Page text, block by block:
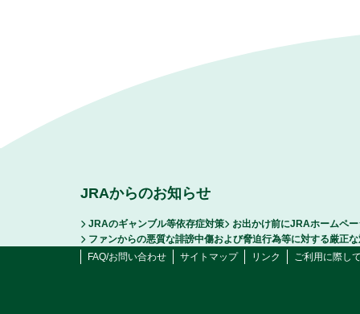
JRAからのお知らせ
JRAのギャンブル等依存症対策
お出かけ前にJRAホームペ
ファンからの悪質な誹謗中傷および脅迫行為等に対する厳正
FAQ/お問い合わせ
サイトマップ リンク ご利用に際し